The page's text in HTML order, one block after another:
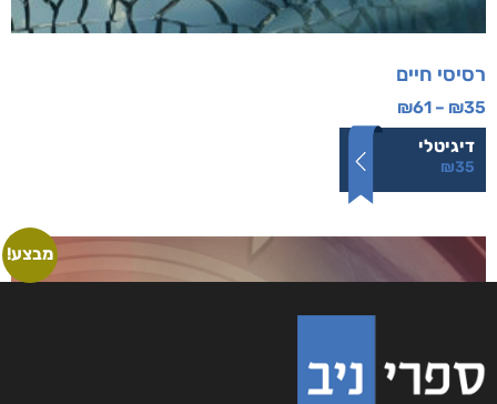
רסיסי חיים
₪35
–
₪61
דיגיטלי
₪35
מבצע!